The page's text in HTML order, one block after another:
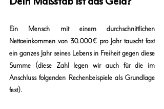
Ein Mensch mit einem durchschnittlichen
Nettoeinkommen von 30.000 € pro Jahr tauscht fast
ein ganzes Jahr seines Lebens in Freiheit gegen diese
Summe (diese Zahl legen wir auch für die im
Anschluss folgenden Rechenbeispiele als Grundlage
fest).